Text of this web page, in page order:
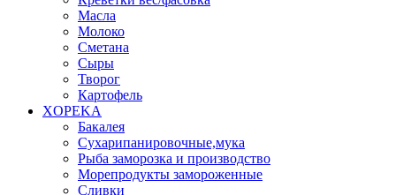
Масла
Молоко
Сметана
Сыры
Творог
Картофель
XOPEKA
Бакалея
Сухарипанировочные,мука
Рыба заморозка и производство
Морепродукты замороженные
Сливки